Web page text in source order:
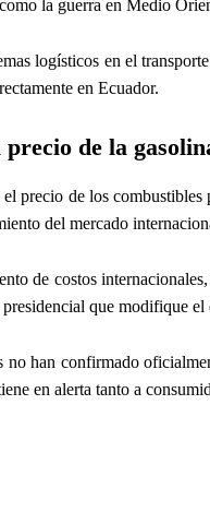
la guerra en Medio
logísticos en el
en Ecuador.
de la
precio de los
del mercado
de costos
que modifique el
no han confirmado
en alerta tanto a